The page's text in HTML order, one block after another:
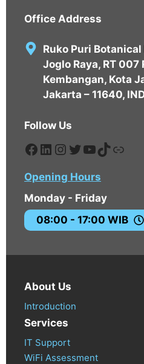
Office Address
Ruko Puri Botanical
Joglo Raya, RT 007
Kembangan, Kota
Jakarta – 11640,
Follow Us
https://
https://
https://
https://
https://
Opening Hours
Monday - Friday
08:00 - 17:00 WIB
About Us
Introduction
Services
IT Support
WiFi Assessment